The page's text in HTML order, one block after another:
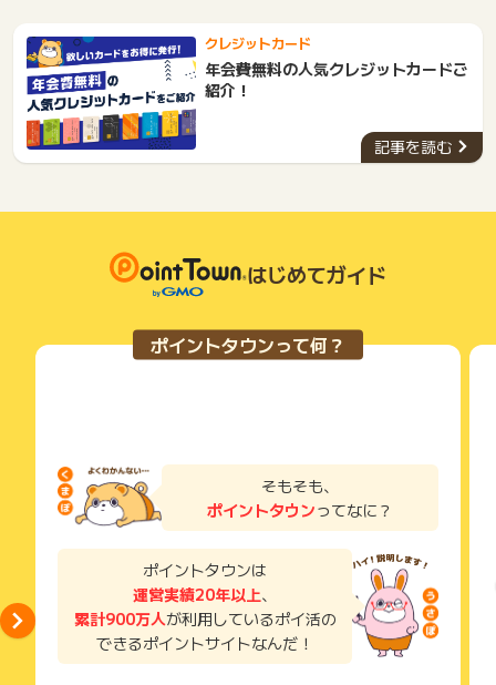
クレジットカード
年会費無料の人気クレジットカードご
紹介！
記事を読む
はじめてガイド
ポイントタウンって何？
そもそも、
ポイントタウンってなに？
ポイントタウンは
運営実績20年以上、
累計900万人が利用しているポイ活の
できるポイントサイトなんだ！